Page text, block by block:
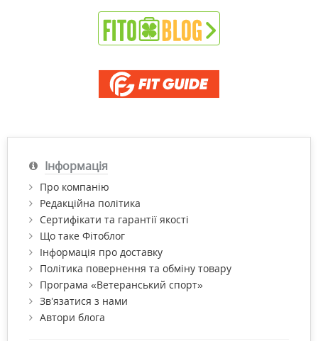
Інформація
Про компанію
Редакційна політика
Сертифікати та гарантії якості
Що таке Фітоблог
Інформація про доставку
Політика повернення та обміну товару
Програма «Ветеранський спорт»
Зв’язатися з нами
Автори блога